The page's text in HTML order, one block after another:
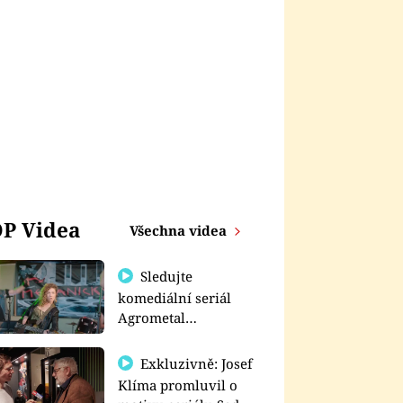
Videa Všechna videa
Sledujte
komediální seriál
Agrometal
prima+
Exkluzivně: Josef
Klíma promluvil o